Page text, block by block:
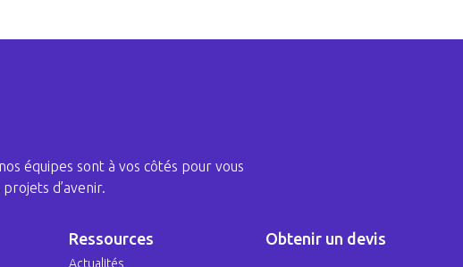
équipes sont à vos côtés pour vous
d’avenir.
Ressources
Actualités
Obtenir un devis